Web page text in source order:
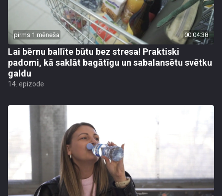
pirms 1 mēneša 00:04:38
Lai bērnu ballīte būtu bez stresa! Praktiski
padomi, kā saklāt bagātīgu un sabalansētu svētku
galdu
14. epizode